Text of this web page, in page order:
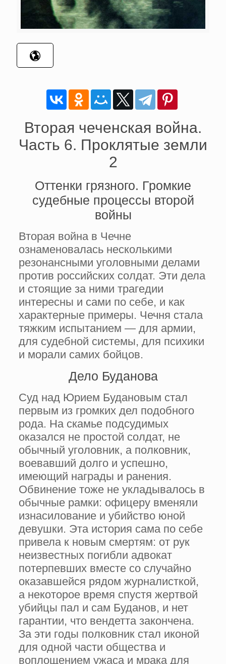
Вторая чеченская война.
Часть 6. Проклятые земли
2
Оттенки грязного. Громкие
судебные процессы второй
войны
Вторая война в Чечне
ознаменовалась несколькими
резонансными уголовными делами
против российских солдат. Эти дела
и стоящие за ними трагедии
интересны и сами по себе, и как
характерные примеры. Чечня стала
тяжким испытанием — для армии,
для судебной системы, для психики
и морали самих бойцов.
Дело Буданова
Суд над Юрием Будановым стал
первым из громких дел подобного
рода. На скамье подсудимых
оказался не простой солдат, не
обычный уголовник, а полковник,
воевавший долго и успешно,
имеющий награды и ранения.
Обвинение тоже не укладывалось в
обычные рамки: офицеру вменяли
изнасилование и убийство юной
девушки. Эта история сама по себе
привела к новым смертям: от рук
неизвестных погибли адвокат
потерпевших вместе со случайно
оказавшейся рядом журналисткой,
а некоторое время спустя жертвой
убийцы пал и сам Буданов, и нет
гарантии, что вендетта закончена.
За эти годы полковник стал иконой
для одной части общества и
воплощением ужаса и мрака для